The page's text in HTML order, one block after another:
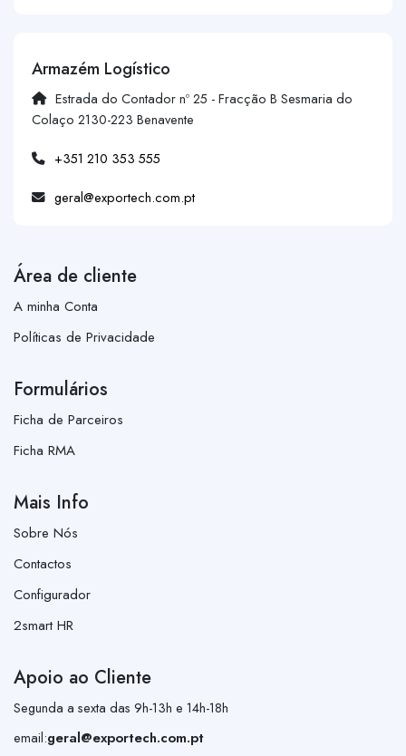
Armazém Logístico
Estrada do Contador nº 25 - Fracção B Sesmaria do
Colaço 2130-223 Benavente
+351 210 353 555
geral@exportech.com.pt
Área de cliente
A minha Conta
Políticas de Privacidade
Formulários
Ficha de Parceiros
Ficha RMA
Mais Info
Sobre Nós
Contactos
Configurador
2smart HR
Apoio ao Cliente
Segunda a sexta das 9h-13h e 14h-18h
email:geral@exportech.com.pt